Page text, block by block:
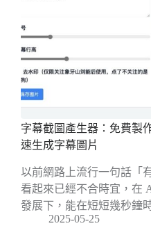
字幕截圖產生器：免費製
速生成字幕圖片
以前網路上流行一句話「
看起來已經不合時宜，在
發展下，能在短短幾秒鐘
2025-05-25